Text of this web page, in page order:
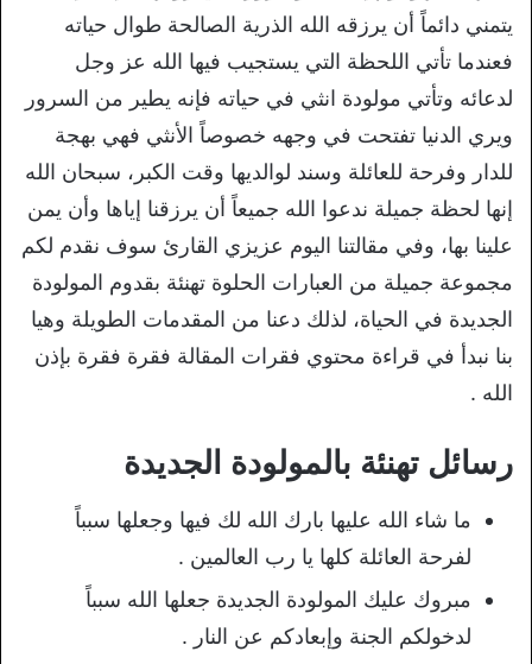
يتمني دائماً أن يرزقه الله الذرية الصالحة طوال حياته
فعندما تأتي اللحظة التي يستجيب فيها الله عز وجل
لدعائه وتأتي مولودة انثي في حياته فإنه يطير من السرور
ويري الدنيا تفتحت في وجهه خصوصاً الأنثي فهي بهجة
للدار وفرحة للعائلة وسند لوالديها وقت الكبر، سبحان الله
إنها لحظة جميلة ندعوا الله جميعاً أن يرزقنا إياها وأن يمن
علينا بها، وفي مقالتنا اليوم عزيزي القارئ سوف نقدم لكم
مجموعة جميلة من العبارات الحلوة تهنئة بقدوم المولودة
الجديدة في الحياة، لذلك دعنا من المقدمات الطويلة وهيا
بنا نبدأ في قراءة محتوي فقرات المقالة فقرة فقرة بإذن
الله .
رسائل تهنئة بالمولودة الجديدة
ما شاء الله عليها بارك الله لك فيها وجعلها سبباً
لفرحة العائلة كلها يا رب العالمين .
مبروك عليك المولودة الجديدة جعلها الله سبباً
لدخولكم الجنة وإبعادكم عن النار .